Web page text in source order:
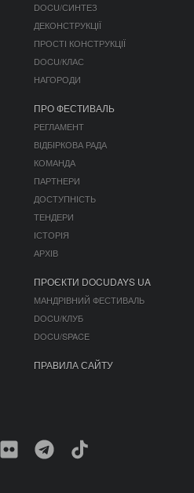
DOCU/СИНТЕЗ
ДЕКОНСТРУКЦІЇ
ПРОСТІ КОНСТРУКЦІЇ
DOCU/КЛАС
НАГОРОДИ
ПРО ФЕСТИВАЛЬ
РЕГЛАМЕНТ
ВІДБІРКОВА РАДА
КОМАНДА
ПАРТНЕРИ
ДОСТУПНІСТЬ
ТЕНДЕРИ
ІСТОРІЯ
АРХІВ
ПРОЄКТИ DOCUDAYS UA
МАНДРІВНИЙ ФЕСТИВАЛЬ
DOCU/КЛУБ
DOCU/SPACE
ПРАВИЛА САЙТУ